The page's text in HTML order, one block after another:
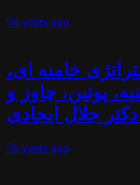
56 years ago
در قرن ۲۱ - استراتژی خامنه ای،
پوتین، چاوز و
جلال ایجادی
56 years ago